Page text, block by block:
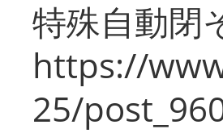
特殊自動閉
https://
25/